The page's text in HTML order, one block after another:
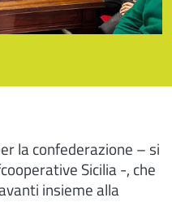
la confederazione – si
Sicilia -, che
insieme alla